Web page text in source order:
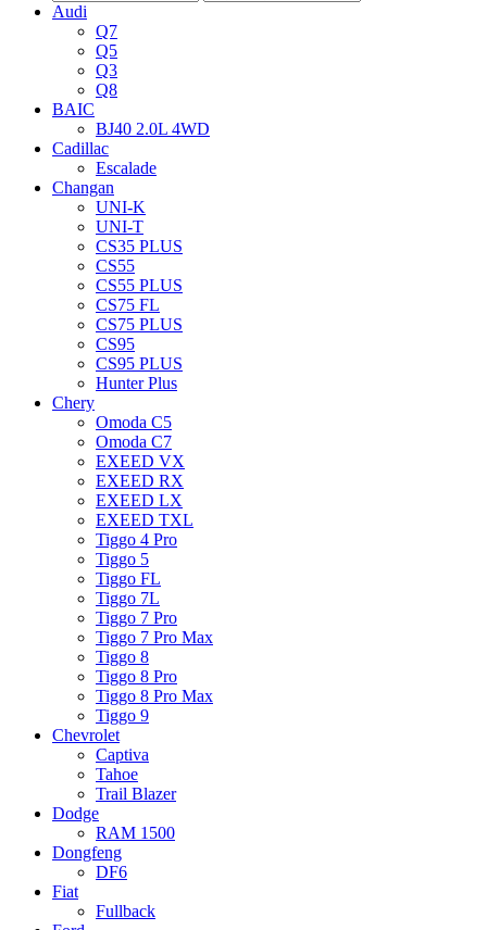
Audi
Q7
Q5
Q3
Q8
BAIC
BJ40 2.0L 4WD
Cadillac
Escalade
Changan
UNI-K
UNI-T
CS35 PLUS
CS55
CS55 PLUS
CS75 FL
CS75 PLUS
CS95
CS95 PLUS
Hunter Plus
Chery
Omoda C5
Omoda C7
EXEED VX
EXEED RX
EXEED LX
EXEED TXL
Tiggo 4 Pro
Tiggo 5
Tiggo FL
Tiggo 7L
Tiggo 7 Pro
Tiggo 7 Pro Max
Tiggo 8
Tiggo 8 Pro
Tiggo 8 Pro Max
Tiggo 9
Chevrolet
Captiva
Tahoe
Trail Blazer
Dodge
RAM 1500
Dongfeng
DF6
Fiat
Fullback